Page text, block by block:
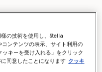
の技術を使用し、Stella
ンテンツの表示、サイト利用の
キーを受け入れる」をクリック
同意したことになります クッキ